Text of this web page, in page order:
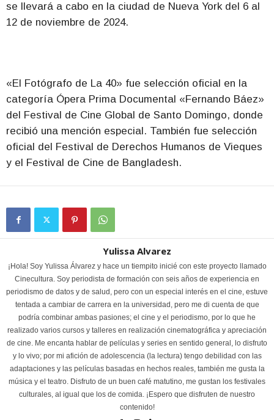
se llevará a cabo en la ciudad de Nueva York del 6 al
12 de noviembre de 2024.
«El Fotógrafo de La 40» fue selección oficial en la
categoría Ópera Prima Documental «Fernando Báez»
del Festival de Cine Global de Santo Domingo, donde
recibió una mención especial. También fue selección
oficial del Festival de Derechos Humanos de Vieques
y el Festival de Cine de Bangladesh.
Yulissa Alvarez
¡Hola! Soy Yulissa Álvarez y hace un tiempito inicié con este proyecto llamado
Cinecultura. Soy periodista de formación con seis años de experiencia en
periodismo de datos y de salud, pero con un especial interés en el cine, estuve
tentada a cambiar de carrera en la universidad, pero me di cuenta de que
podría combinar ambas pasiones; el cine y el periodismo, por lo que he
realizado varios cursos y talleres en realización cinematográfica y apreciación
de cine. Me encanta hablar de películas y series en sentido general, lo disfruto
y lo vivo; por mi afición de adolescencia (la lectura) tengo debilidad con las
adaptaciones y las películas basadas en hechos reales, también me gusta la
música y el teatro. Disfruto de un buen café matutino, me gustan los festivales
culturales, al igual que los de comida. ¡Espero que disfruten de nuestro
contenido!